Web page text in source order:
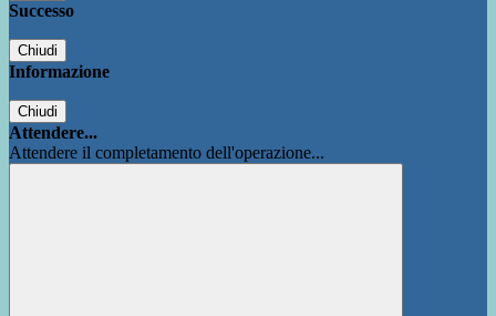
Successo
Chiudi
Informazione
Chiudi
Attendere...
Attendere il completamento dell'operazione...